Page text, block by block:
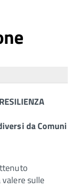
da Comuni
sulle